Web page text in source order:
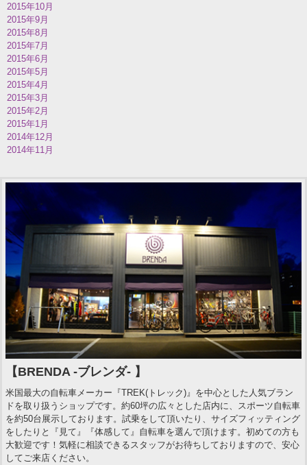
2015年10月
2015年9月
2015年8月
2015年7月
2015年6月
2015年5月
2015年4月
2015年3月
2015年2月
2015年1月
2014年12月
2014年11月
【BRENDA -ブレンダ- 】
米国最大の自転車メーカー『TREK(トレック)』を中心とした人気ブラン
ドを取り扱うショップです。約60坪の広々とした店内に、スポーツ自転車
を約50台展示しております。試乗をして頂いたり、サイズフィッティング
をしたりと『見て』『体感して』自転車を選んで頂けます。初めての方も
大歓迎です！気軽に相談できるスタッフがお待ちしておりますので、安心
してご来店ください。